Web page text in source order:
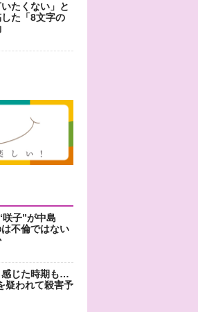
たくない」と
た「8文字の
咲子”が中島
不倫ではない
感じた時期も…
疑われて殺害予